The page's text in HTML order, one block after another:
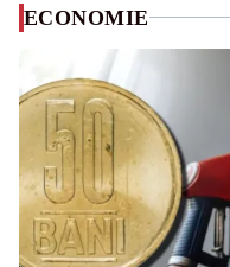
ECONOMIE